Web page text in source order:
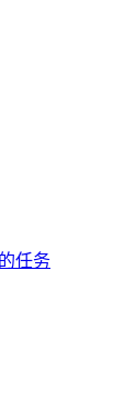
任务